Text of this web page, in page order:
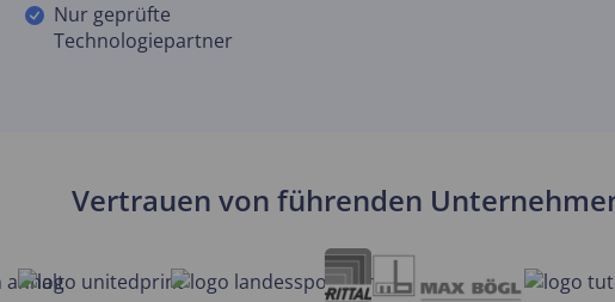
Nur geprüfte
Technologiepartner
Vertrauen von führenden